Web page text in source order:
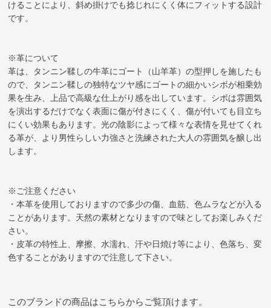
けることにより、斜め掛けでも捻じれにくく体にフィットする設計
です。
※革について
革は、タンニン鞣しの牛革にゴート（山羊革）の型押しを施したも
ので、タンニン鞣しの独特なツヤ感にゴートの細かいシボが相乗効
果を生み、上品で高級な仕上がり感を出しています。シボは雰囲気
を演出するだけでなく表面に傷が付きにくく、傷が付いても目立ち
にくい効果もあります。光の陰影によって様々な表情を見せてくれ
る革が、より男性らしい力強さと洗練された大人の雰囲気を醸し出
します。
※ご注意ください
・本革を使用しておりますので多少の傷、血筋、色ムラなどが入る
ことがあります。天然の素材となりますので味としてお楽しみくだ
さい。
・皮革の特性上、摩擦、水濡れ、汗や日焼け等により、色落ち、変
色することがありますので注意して下さい。
このブランドの商品はこちらからご覧頂けます。